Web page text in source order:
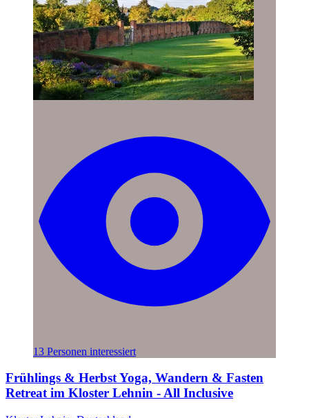
13 Personen interessiert
Frühlings & Herbst Yoga, Wandern & Fasten
Retreat im Kloster Lehnin - All Inclusive